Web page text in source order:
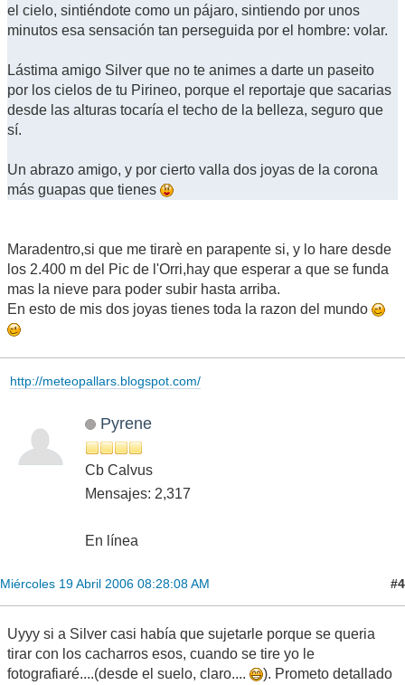
el cielo, sintiéndote como un pájaro, sintiendo por unos
minutos esa sensación tan perseguida por el hombre: volar.
Lástima amigo Silver que no te animes a darte un paseito
por los cielos de tu Pirineo, porque el reportaje que sacarias
desde las alturas tocaría el techo de la belleza, seguro que
sí.
Un abrazo amigo, y por cierto valla dos joyas de la corona
más guapas que tienes
Maradentro,si que me tirarè en parapente si, y lo hare desde
los 2.400 m del Pic de l'Orri,hay que esperar a que se funda
mas la nieve para poder subir hasta arriba.
En esto de mis dos joyas tienes toda la razon del mundo
http://meteopallars.blogspot.com/
Pyrene
Cb Calvus
Mensajes: 2,317
En línea
Miércoles 19 Abril 2006 08:28:08 AM #4
Uyyy si a Silver casi había que sujetarle porque se queria
tirar con los cacharros esos, cuando se tire yo le
fotografiaré....(desde el suelo, claro....
). Prometo detallado